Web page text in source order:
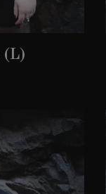
(L)